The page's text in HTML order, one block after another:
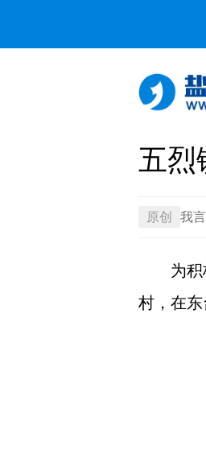
五烈
原创 我
为
村，在东